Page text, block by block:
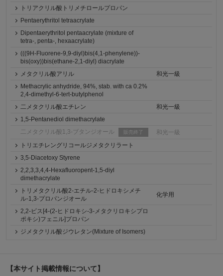
トリアクリル酸トリメチロールプロパン
Pentaerythritol tetraacrylate
Dipentaerythritol pentaacrylate (mixture of
tetra-, penta-, hexaacrylate)
(((9H-Fluorene-9,9-diyl)bis(4,1-phenylene))-
bis(oxy))bis(ethane-2,1-diyl) diacrylate
メタクリル酸アリル
和光一級
Methacrylic anhydride, 94%, stab. with ca 0.2%
2,4-dimethyl-6-tert-butylphenol
二メタクリル酸エチレン
和光一級
1,5-Pentanediol dimethacrylate
二メタクリル酸1,3-ブタンジオール
販売終了
和光一級
トリエチレングリコールジメタクリラート
3,5-Diacetoxy Styrene
2,2,3,3,4,4-Hexafluoropent-1,5-diyl
dimethacrylate
トリメタクリル酸2-エチル-2-ヒドロキシメチ
ル-1,3-プロパンジオール
化学用
2,2-ビス[4-(2-ヒドロキシ-3-メタクリロキシプロ
ポキシ)フェニル]プロパン
ジメタクリル酸ジウレタン(Mixture of Isomers)
【本サイト掲載情報について】